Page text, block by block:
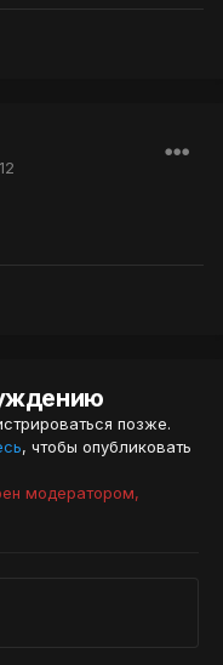
позже.
, чтобы опубликовать
модератором,